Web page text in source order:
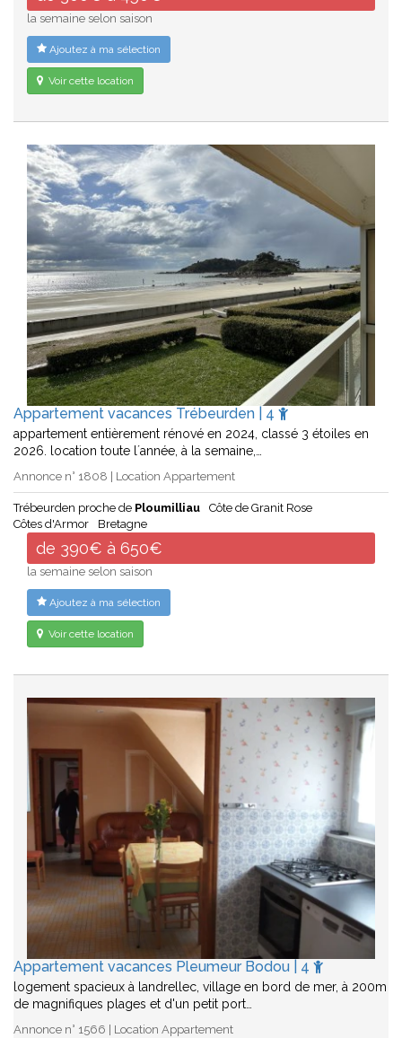
la semaine selon saison
Ajoutez à ma sélection
Voir cette location
Appartement vacances Trébeurden | 4
appartement entièrement rénové en 2024, classé 3 étoiles en
2026. location toute l´année, à la semaine,…
Annonce n° 1808 | Location Appartement
Trébeurden proche de Ploumilliau
Côte de Granit Rose
Côtes d'Armor
Bretagne
de 390€ à 650€
la semaine selon saison
Ajoutez à ma sélection
Voir cette location
Appartement vacances Pleumeur Bodou | 4
logement spacieux à landrellec, village en bord de mer, à 200m
de magnifiques plages et d'un petit port…
Annonce n° 1566 | Location Appartement